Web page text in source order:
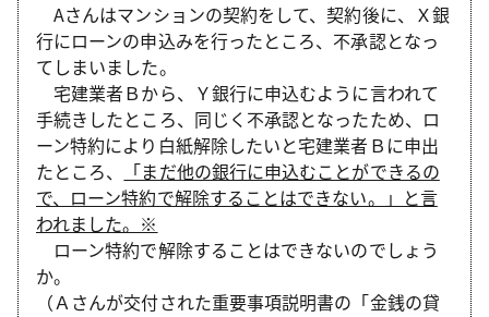
Aさんはマンションの契約をして、契約後に、Ｘ銀
行にローンの申込みを行ったところ、不承認となっ
てしまいました。
宅建業者Ｂから、Ｙ銀行に申込むように言われて
手続きしたところ、同じく不承認となったため、ロ
ーン特約により白紙解除したいと宅建業者Ｂに申出
たところ、
「まだ他の銀行に申込むことができるの
で、ローン特約で解除することはできない。」と言
われました。※
ローン特約で解除することはできないのでしょう
か。
（Ａさんが交付された重要事項説明書の「金銭の貸